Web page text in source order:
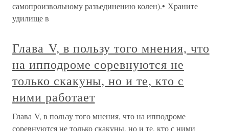
самопроизвольному разъединению колен).• Храните
удилище в
Глава V, в пользу того мнения, что
на ипподроме соревнуются не
только скакуны, но и те, кто с
ними работает
Глава V, в пользу того мнения, что на ипподроме
соревнуются не только скакуны, но и те, кто с ними